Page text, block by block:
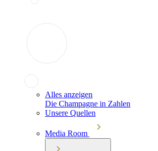
Alles anzeigen
Die Champagne in Zahlen
Unsere Quellen
Media Room